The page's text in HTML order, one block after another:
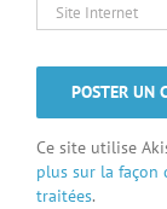
Ce site utilise
plus sur la façon
traitées.